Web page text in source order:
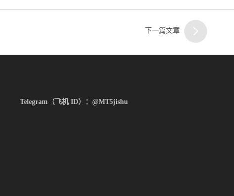
下一篇文章
Telegram（飞机 ID）：@MT5jishu